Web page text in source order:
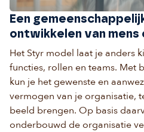
Een
ontwikkelen van mens
Het Styr model laat je anders
functies, rollen en teams. Met
kun je het gewenste en
vermogen van je organisatie,
beeld brengen. Op basis
onderbouwd de organisatie